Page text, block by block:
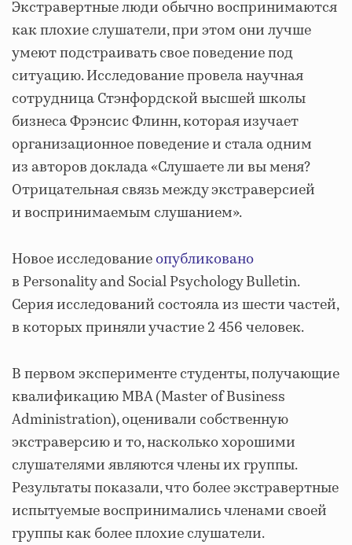
Экстравертные люди обычно воспринимаются
как плохие слушатели, при этом они лучше
умеют подстраивать свое поведение под
ситуацию. Исследование провела научная
сотрудница Стэнфордской высшей школы
бизнеса Фрэнсис Флинн, которая изучает
организационное поведение и стала одним
из авторов доклада «Слушаете ли вы меня?
Отрицательная связь между экстраверсией
и воспринимаемым слушанием».
Новое исследованиеопубликовано
в Personality and Social Psychology Bulletin.
Серия исследований состояла из шести частей,
в которых приняли участие 2 456 человек.
В первом эксперименте студенты, получающие
квалификацию MBA (Master of Business
Administration), оценивали собственную
экстраверсию и то, насколько хорошими
слушателями являются члены их группы.
Результаты показали, что более экстравертные
испытуемые воспринимались членами своей
группы как более плохие слушатели.